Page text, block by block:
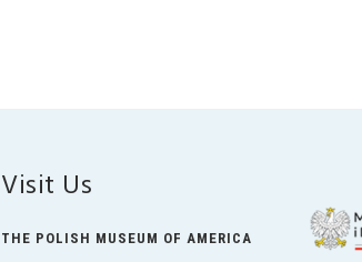
Visit Us
THE POLISH MUSEUM OF AMERICA